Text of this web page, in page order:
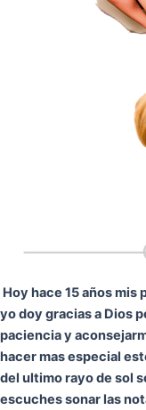
Hoy hace 15 años mis
yo doy gracias a Dios
paciencia y
hacer mas especial
del ultimo rayo de sol
escuches sonar las